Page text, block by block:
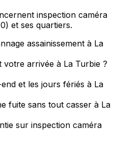
inspection caméra
et ses quartiers.
assainissement à La
votre arrivée à La Turbie ?
et les jours fériés à La
fuite sans tout casser à La
sur inspection caméra